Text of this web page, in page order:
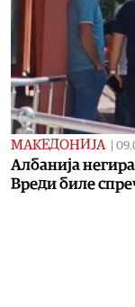
МАКЕДОНИЈА
Албанија
Вреди биле